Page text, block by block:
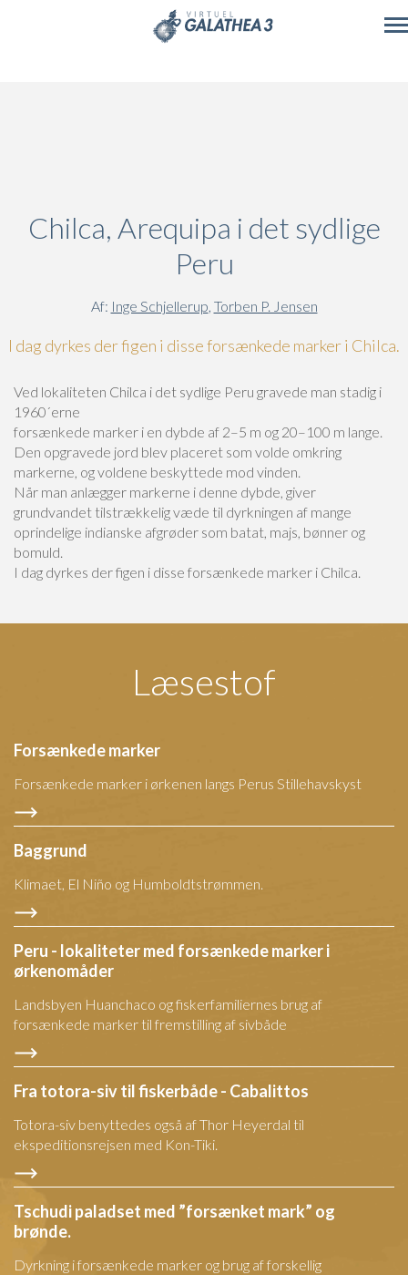
Chilca, Arequipa i det sydlige
Peru
Af: Inge Schjellerup, Torben P. Jensen
I dag dyrkes der figen i disse forsænkede marker i Chilca.
Ved lokaliteten Chilca i det sydlige Peru gravede man stadig i
1960´erne
forsænkede marker i en dybde af 2–5 m og 20–100 m lange.
Den opgravede jord blev placeret som volde omkring
markerne, og voldene beskyttede mod vinden.
Når man anlægger markerne i denne dybde, giver
grundvandet tilstrækkelig væde til dyrkningen af mange
oprindelige indianske afgrøder som batat, majs, bønner og
bomuld.
I dag dyrkes der figen i disse forsænkede marker i Chilca.
Læsestof
Forsænkede marker
Forsænkede marker i ørkenen langs Perus Stillehavskyst
Baggrund
Klimaet, El Niño og Humboldtstrømmen.
Peru - lokaliteter med forsænkede marker i
ørkenomåder
Landsbyen Huanchaco og fiskerfamiliernes brug af
forsænkede marker til fremstilling af sivbåde
Fra totora-siv til fiskerbåde - Cabalittos
Totora-siv benyttedes også af Thor Heyerdal til
ekspeditionsrejsen med Kon-Tiki.
Tschudi paladset med ”forsænket mark” og
brønde.
Dyrkning i forsænkede marker og brug af forskellig